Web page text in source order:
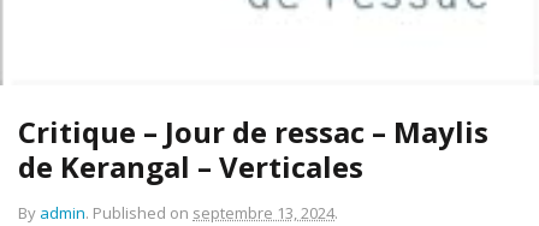
Critique – Jour de ressac – Maylis
de Kerangal – Verticales
By admin. Published on septembre 13, 2024.